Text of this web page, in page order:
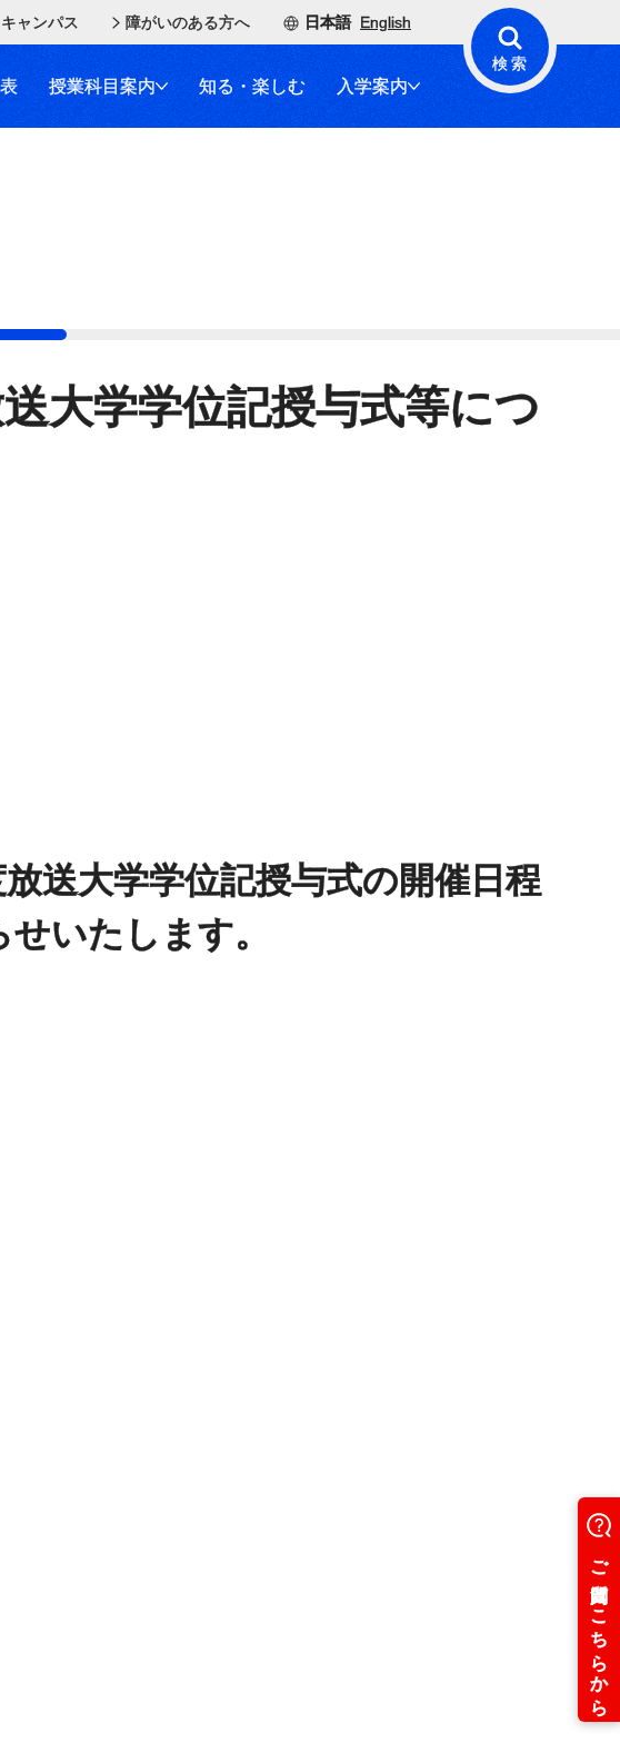
キャンパス 障がいのある方へ 日本語 English
授業科目案内 知る・楽しむ 入学案内
検索
大学学位記授与式等につ
送大学学位記授与式の開催日程
いたします。